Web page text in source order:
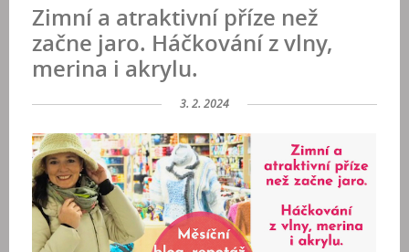
Zimní a atraktivní příze než
začne jaro. Háčkování z vlny,
merina i akrylu.
3. 2. 2024